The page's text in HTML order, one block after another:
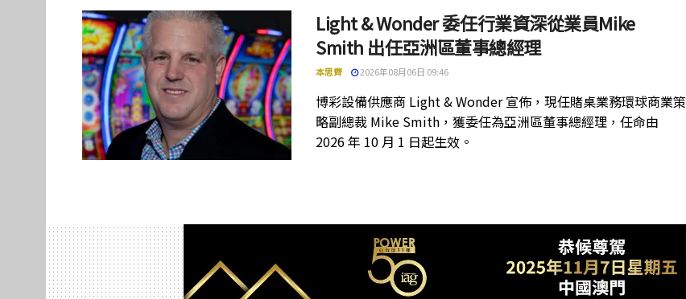
Light & Wonder 委任行業資深從業員Mike
Smith 出任亞洲區董事總經理
本思齊 2026年08月06日 09:46
博彩設備供應商 Light & Wonder 宣佈，現任賭桌業務環球商業策
略副總裁 Mike Smith，獲委任為亞洲區董事總經理，任命由
2026 年 10 月 1 日起生效。